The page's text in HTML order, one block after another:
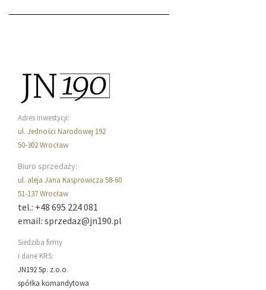
Adres inwestycji:
ul. Jedności Narodowej 192
50-302 Wrocław
Biuro sprzedaży:
ul. aleja Jana Kasprowicza 58-60
51-137 Wrocław
tel.: +48 695 224 081
email: sprzedaz@jn190.pl
Siedziba firmy
i dane KRS:
JN192 Sp. z.o.o.
spółka komandytowa